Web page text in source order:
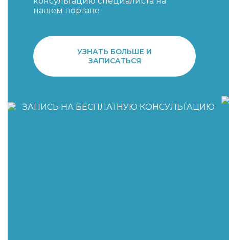
нашем портале
УЗНАТЬ БОЛЬШЕ И
ЗАПИСАТЬСЯ